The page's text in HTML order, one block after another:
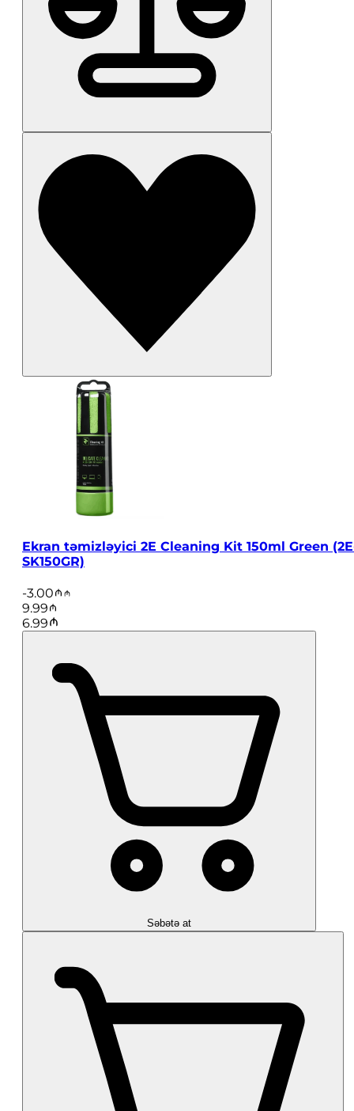
Ekran təmizləyici 2E Cleaning Kit 150ml Green
SK150GR)
-3.00
9.99
6.99
Səbətə at